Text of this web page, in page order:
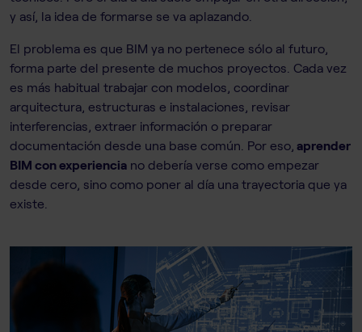
y así, la idea de formarse se va aplazando.
El problema es que BIM ya no pertenece sólo al futuro,
forma parte del presente de muchos proyectos. Cada vez
es más habitual trabajar con modelos, coordinar
arquitectura, estructuras e instalaciones, revisar
interferencias, extraer información o preparar
documentación desde una base común. Por eso, aprender
BIM con experiencia no debería verse como empezar
desde cero, sino como poner al día una trayectoria que ya
existe.